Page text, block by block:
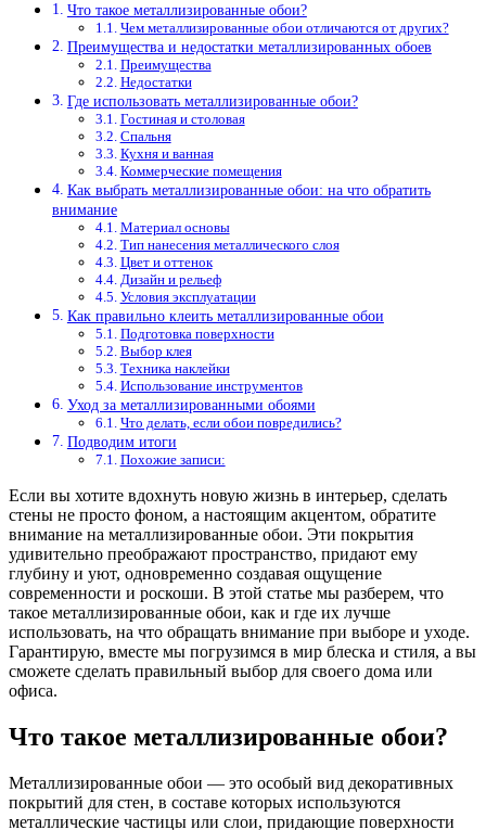
Что такое металлизированные обои?
Чем металлизированные обои отличаются от других?
Преимущества и недостатки металлизированных обоев
Преимущества
Недостатки
Где использовать металлизированные обои?
Гостиная и столовая
Спальня
Кухня и ванная
Коммерческие помещения
Как выбрать металлизированные обои: на что обратить
внимание
Материал основы
Тип нанесения металлического слоя
Цвет и оттенок
Дизайн и рельеф
Условия эксплуатации
Как правильно клеить металлизированные обои
Подготовка поверхности
Выбор клея
Техника наклейки
Использование инструментов
Уход за металлизированными обоями
Что делать, если обои повредились?
Подводим итоги
Похожие записи:
Если вы хотите вдохнуть новую жизнь в интерьер, сделать
стены не просто фоном, а настоящим акцентом, обратите
внимание на металлизированные обои. Эти покрытия
удивительно преображают пространство, придают ему
глубину и уют, одновременно создавая ощущение
современности и роскоши. В этой статье мы разберем, что
такое металлизированные обои, как и где их лучше
использовать, на что обращать внимание при выборе и уходе.
Гарантирую, вместе мы погрузимся в мир блеска и стиля, а вы
сможете сделать правильный выбор для своего дома или
офиса.
Что такое металлизированные обои?
Металлизированные обои — это особый вид декоративных
покрытий для стен, в составе которых используются
металлические частицы или слои, придающие поверхности